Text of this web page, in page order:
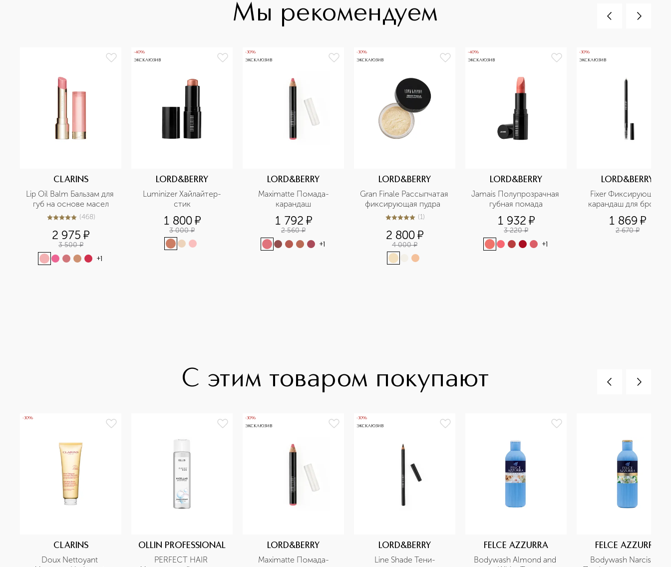
Мы рекомендуем
CLARINS
Lip Oil Balm Бальзам для
губ на основе масел
4.9из5468 (468)
2 975 ¤
3 500 ¤
+1
-40%
ЭКСКЛЮЗИВ
LORD&BERRY
Luminizer Хайлайтер-
стик
1 800¤
3 000 ¤
-30%
ЭКСКЛЮЗИВ
LORD&BERRY
Maximatte Помада-
карандаш
1 792 ¤
2 560 ¤
+1
-30%
ЭКСКЛЮЗИВ
LORD&BERRY
Gran Finale Рассыпчатая
5из 51 (1)
2 800¤
4 000 ¤
-40%
ЭКСКЛЮЗИВ
LORD&BERRY
Jamais Полупрозрачная
губная помада
1 932 ¤
3 220 ¤
+1
-30%
ЭКСКЛЮЗИВ
LORD&BERRY
Fixer Фиксирующий
карандаш для бровей
1 869 ¤
2 670 ¤
С этим товаром покупают
-30%
CLARINS
Doux Nettoyant
OLLIN PROFESSIONAL
PERFECT HAIR
-30%
ЭКСКЛЮЗИВ
LORD&BERRY
Maximatte Помада-
-30%
ЭКСКЛЮЗИВ
LORD&BERRY
Line Shade Тени-
FELCE AZZURRA
Bodywash Almond and
FELCE AZZURRA
Bodywash Narcissus